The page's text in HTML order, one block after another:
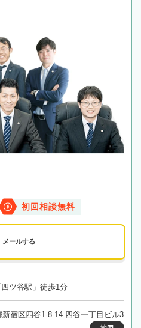
初回相談無料
メールする
ツ谷駅」徒歩1分
宿区四谷1-8-14 四谷一丁目ビル3